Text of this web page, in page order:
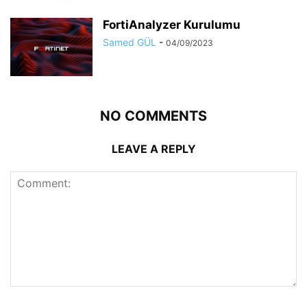
FortiAnalyzer Kurulumu
Samed GÜL - 04/09/2023
NO COMMENTS
LEAVE A REPLY